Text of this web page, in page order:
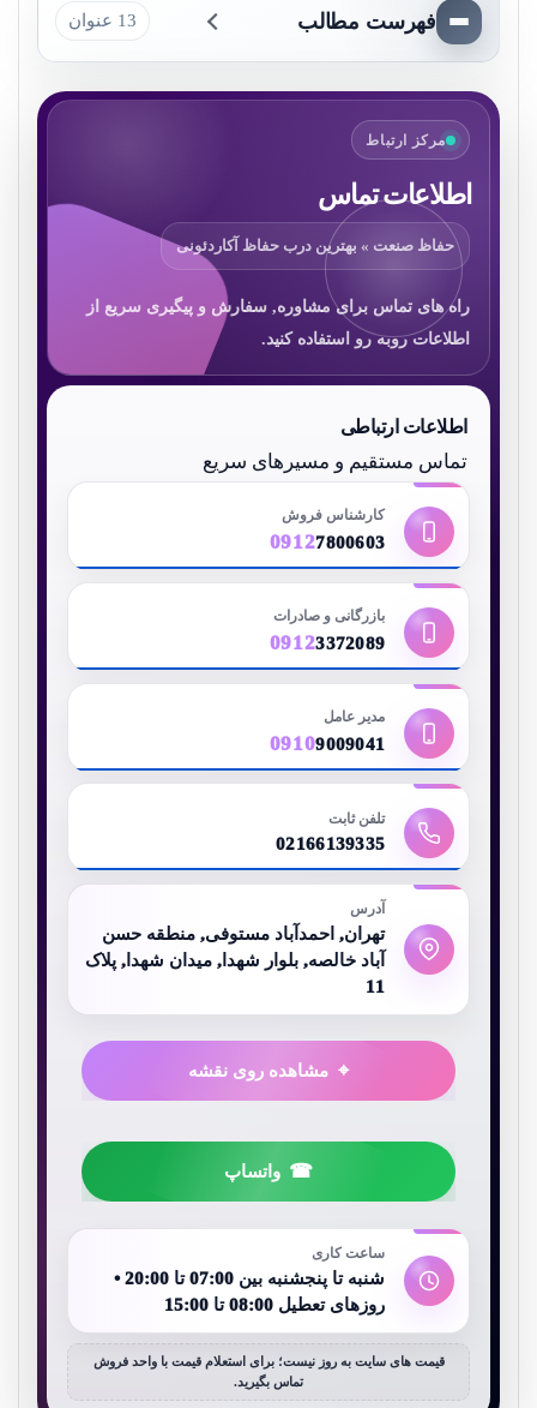
فهرست مطالب 13 عنوان
مرکز ارتباط
اطلاعات تماس
حفاظ صنعت » بهترین درب حفاظ آکاردئونی
راه های تماس برای مشاوره, سفارش و پیگیری سریع از
اطلاعات روبه رو استفاده کنید.
اطلاعات ارتباطی
تماس مستقیم و مسیرهای سریع
کارشناس فروش
09127800603
بازرگانی و صادرات
09123372089
مدیر عامل
09109009041
تلفن ثابت
02166139335
آدرس
تهران, احمدآباد مستوفی, منطقه حسن
آباد خالصه, بلوار شهدا, میدان شهدا, پلاک
11
مشاهده روی نقشه
واتساپ
ساعت کاری
شنبه تا پنجشنبه بین 07:00 تا 20:00 •
روزهای تعطیل 08:00 تا 15:00
قیمت های سایت به روز نیست؛ برای استعلام قیمت با واحد فروش
تماس بگیرید.